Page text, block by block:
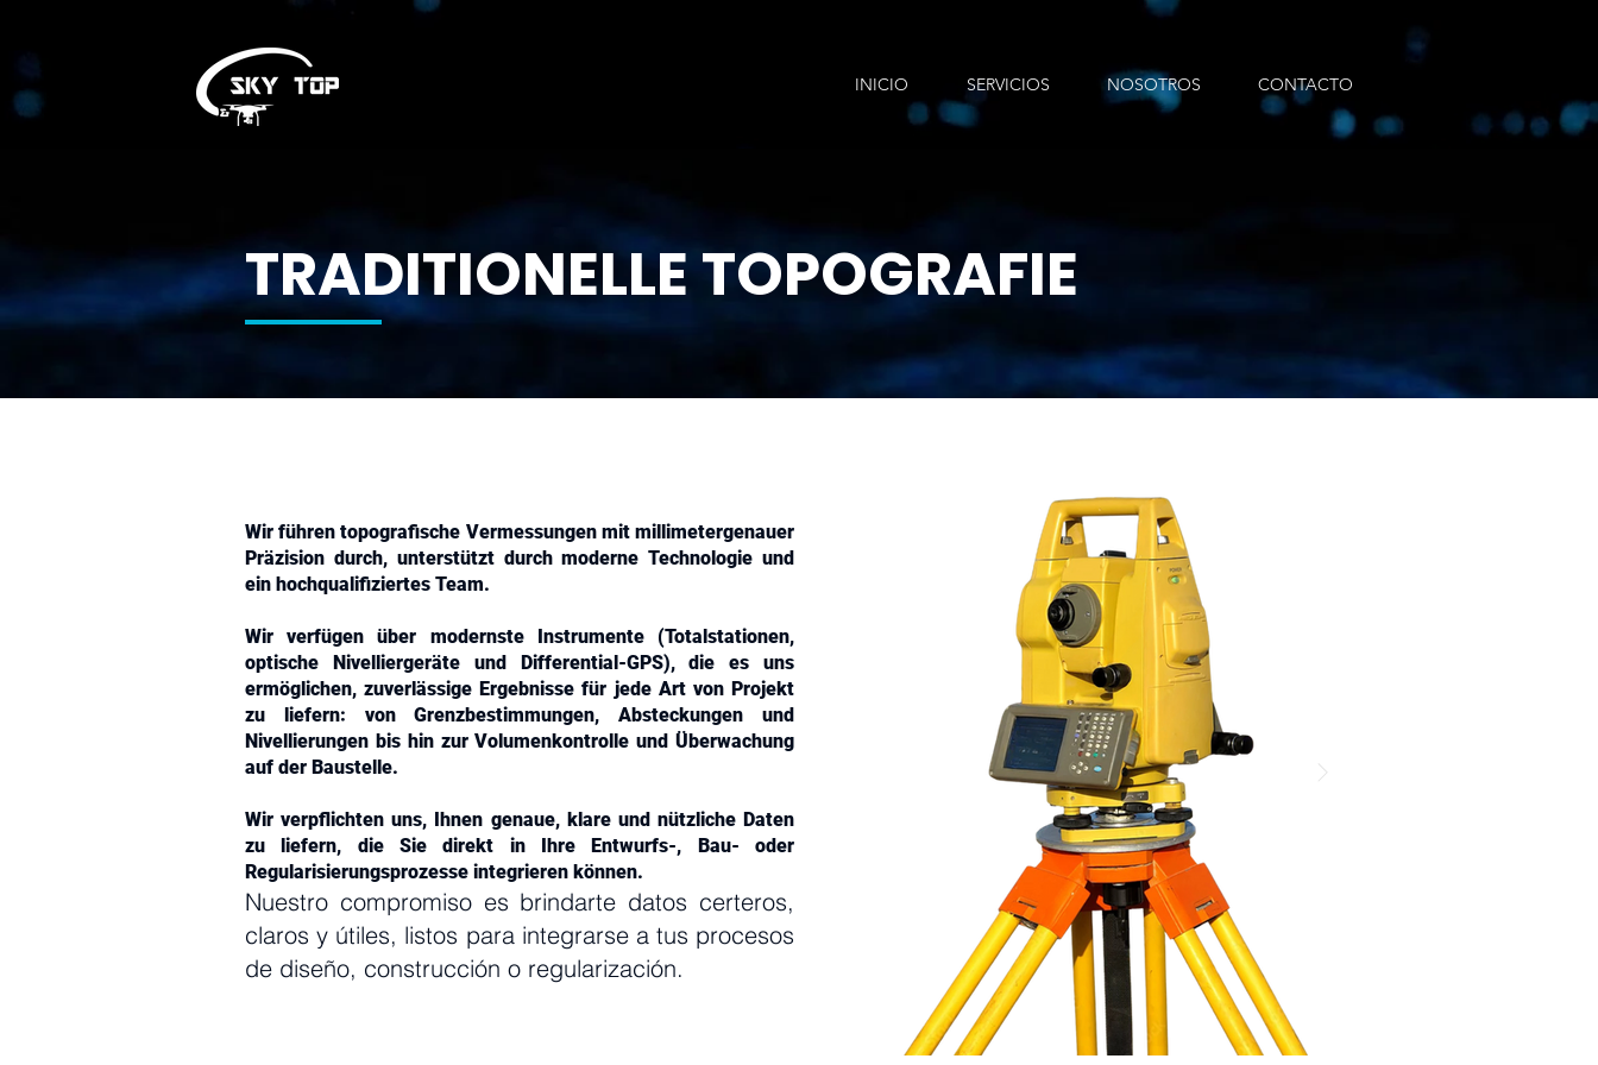
INICIO SERVICIOS NOSOTROS CONTACTO
TRADITIONELLE TOPOGRAFIE
Wir führen topografische Vermessungen mit millimetergenauer
Präzision durch, unterstützt durch moderne Technologie und
ein hochqualifiziertes Team.
Wir verfügen über modernste Instrumente (Totalstationen,
optische Nivelliergeräte und Differential-GPS), die es uns
ermöglichen, zuverlässige Ergebnisse für jede Art von Projekt
zu liefern: von Grenzbestimmungen, Absteckungen und
Nivellierungen bis hin zur Volumenkontrolle und Überwachung
auf der Baustelle.
Wir verpflichten uns, Ihnen genaue, klare und nützliche Daten
zu liefern, die Sie direkt in Ihre Entwurfs-, Bau- oder
Regularisierungsprozesse integrieren können.
Nuestro compromiso es brindarte datos certeros,
claros y útiles, listos para integrarse a tus procesos
de diseño, construcción o regularización.